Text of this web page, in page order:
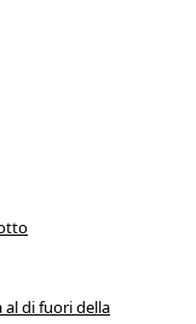
al di fuori della